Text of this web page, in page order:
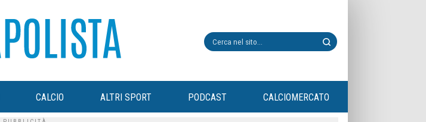
CALCIO ALTRI SPORT PODCAST CALCIOMERCATO